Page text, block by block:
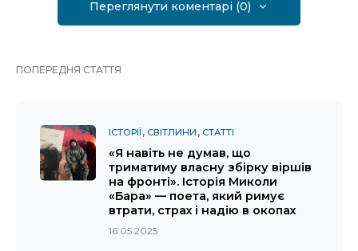
Переглянути коментарі (0)
ПОПЕРЕДНЯ СТАТТЯ
ІСТОРІЇ СВІТЛИНИ СТАТТІ
«Я навіть не думав, що
триматиму власну збірку віршів
на фронті». Історія Миколи
«Бара» — поета, який римує
втрати, страх і надію в окопах
16.05.2025